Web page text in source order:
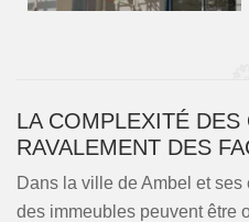
LA COMPLEXITÉ
RAVALEMENT DES
Dans la ville de Ambel et
des immeubles peuvent être